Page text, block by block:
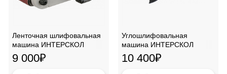
Ленточная шлифовальная
машина ИНТЕРСКОЛ
ЛШМ-76/900
9 000₽
Углошлифовальная
машина ИНТЕРСКОЛ
УШМ-180/1800М
10 400₽